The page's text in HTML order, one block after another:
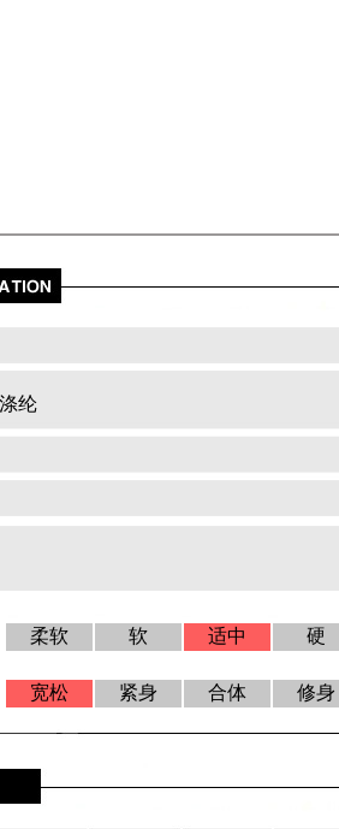
纶
柔软 软 适中 硬
宽松 紧身 合体 修身